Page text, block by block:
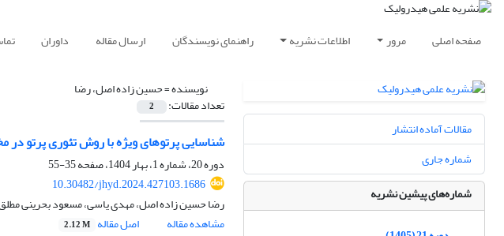
صفحه اصلی مرور اطلاعات نشریه راهنمای نویسندگان ارسال مقاله داوران
نویسنده =حسین زاده اصل، رضا
تعداد مقالات: 2
شناسایی پرتوهای ویژه با روش تئوری پرتو
دوره 20، شماره 1، بهار 1404، صفحه
35-55
10.30482/jhyd.2024.427103.1686
رضا حسین زاده اصل، مهدی یاسی، مسعود بحرینی
مشاهده مقاله
اصل مقاله 2.12 M
مقالات آماده انتشار
شماره جاری
شماره‌های پیشین نشریه